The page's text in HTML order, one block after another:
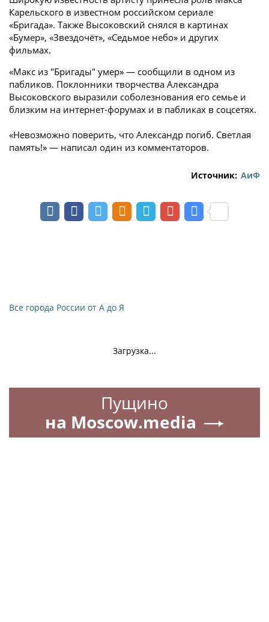
Карельского в известном российском сериале
«Бригада». Также Высоковский снялся в картинах
«Бумер», «Звездочёт», «Седьмое небо» и других
фильмах.
«Макс из "Бригады" умер» — сообщили в одном из
пабликов. Поклонники творчества Александра
Высоковского выразили соболезнования его семье и
близким на интернет-форумах и в пабликах в соцсетях.
«Невозможно поверить, что Александр погиб. Светлая
память!» — написал один из комментаторов.
Источник: АиФ
Все города России от А до Я
Загрузка...
Пущино
на Moscow.media